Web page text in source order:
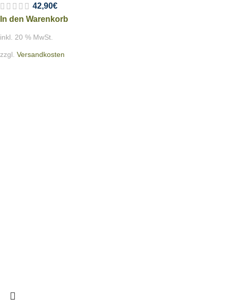
42,90€
In den Warenkorb
inkl. 20 % MwSt.
zzgl. Versandkosten